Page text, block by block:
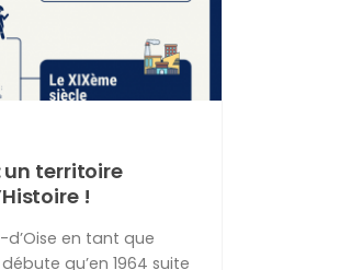
un territoire
!
d’Oise en tant que
qu’en 1964 suite